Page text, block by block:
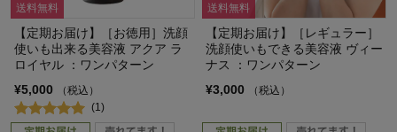
送料無料
【定期お届け】［お徳用］洗顔
使いも出来る美容液 アクア ラ
ロイヤル ：ワンパターン
¥5,000
（税込）
(1)
送料無料
【定期お届け】［レギュラー］
洗顔使いもできる美容液 ヴィー
ナス ：ワンパターン
¥3,000
（税込）